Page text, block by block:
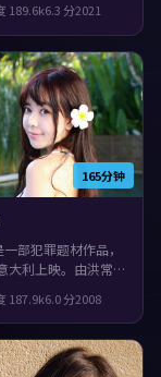
蒂尔达·斯文顿、
役所广司。一场意外
的人生拧在一起，片
。
189.6k6.3 分2021
165分钟
部犯罪题材作品，
大利上映。由洪常秀
演。配乐与声场强
孤独感，整体完成度
喜欢细腻叙事与人物
。
187.9k6.0分2008